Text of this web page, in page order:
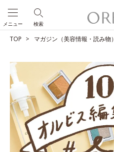
検索
メニュー
TOP マガジン（美容情報・読み物）